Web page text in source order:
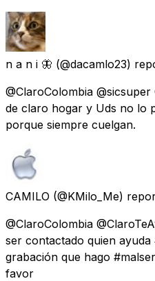
n a n i 🦋 (@dacamlo23)
@ClaroColombia
de claro hogar y Uds no lo
porque siempre cuelgan.
CAMILO (@KMilo_Me)
@ClaroColombia
ser contactado quien
grabación que hago
favor